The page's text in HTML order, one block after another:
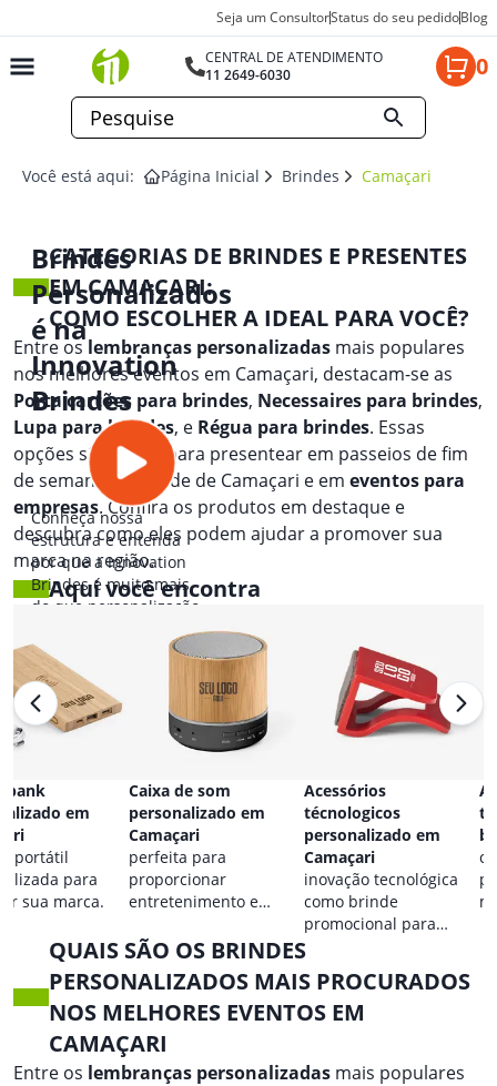
Seja um ConsultorStatus do seu pedidoBlog
CENTRAL DE ATENDIMENTO
11 2649-6030
0
Você está aqui: Página Inicial Brindes Camaçari
Brindes
Personalizados
é na
Innovation
Brindes
Conheça nossa
estrutura e entenda
por que a Innovation
Brindes é muito mais
do que personalização.
CATEGORIAS DE BRINDES E PRESENTES
EM CAMAÇARI:
COMO ESCOLHER A IDEAL PARA VOCÊ?
Entre oslembranças personalizadas mais populares
nos melhores eventos em Camaçari, destacam-se as
Porta cartões para brindes, Necessaires para brindes,
Lupa para brindes, e Régua para brindes. Essas
opções são ideais para presentear em passeios de fim
de semana na cidade de Camaçari e em eventos para
empresas. Confira os produtos em destaque e
descubra como eles podem ajudar a promover sua
marca na região.
Aqui você encontra
bank
em
portátil
para
sua marca.
Caixa de som
personalizado em
Camaçari
perfeita para
proporcionar
entretenimento e
qualquer ocasião.
Acessórios
técnologicos
personalizado em
Camaçari
inovação tecnológica
como brinde
promocional para
eventos.
QUAIS SÃO OS BRINDES
PERSONALIZADOS MAIS PROCURADOS
NOS MELHORES EVENTOS EM
CAMAÇARI
Entre os lembranças personalizadas mais populares